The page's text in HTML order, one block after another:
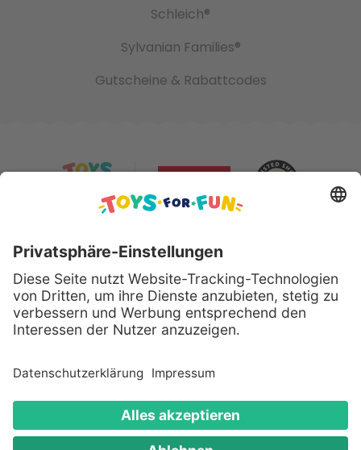
Schleich®
Sylvanian Families®
Gutscheine & Rabattcodes
Sicher bezahlen mit:
Alle genannten Produkte und Logos sind eingetragene
Warenzeichen der jeweiligen Hersteller.
Copyright © 2008 - 2026 Toys for Fun GmbH - Alle
Rechte vorbehalten